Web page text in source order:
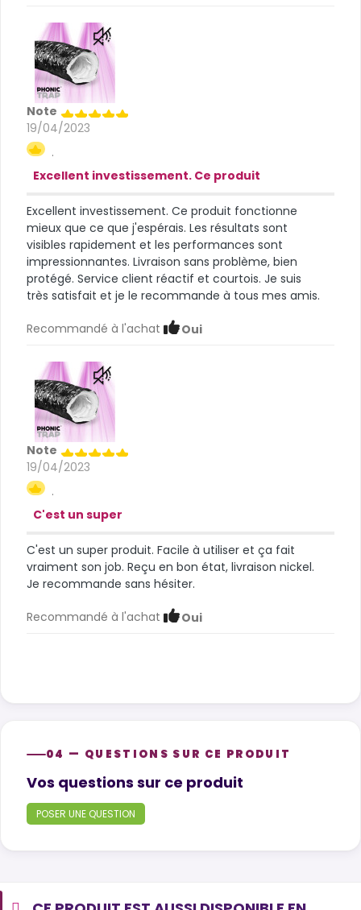
Note
19/04/2023
.
Excellent investissement. Ce produit
Excellent investissement. Ce produit fonctionne
mieux que ce que j'espérais. Les résultats sont
visibles rapidement et les performances sont
impressionnantes. Livraison sans problème, bien
protégé. Service client réactif et courtois. Je suis
très satisfait et je le recommande à tous mes amis.
Recommandé à l'achat Oui
Note
19/04/2023
.
C'est un super
C'est un super produit. Facile à utiliser et ça fait
vraiment son job. Reçu en bon état, livraison nickel.
Je recommande sans hésiter.
Recommandé à l'achat Oui
04 — QUESTIONS SUR CE PRODUIT
Product questions
Vos questions sur ce produit
POSER UNE QUESTION